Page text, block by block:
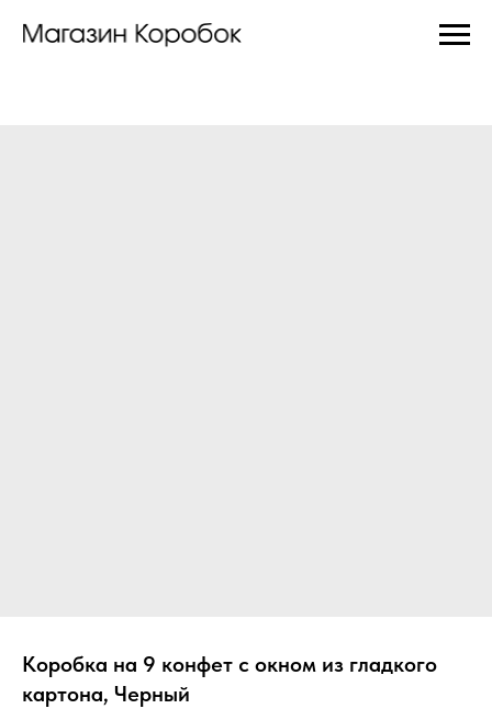
Коробка на 9 конфет с окном из гладкого
картона, Черный